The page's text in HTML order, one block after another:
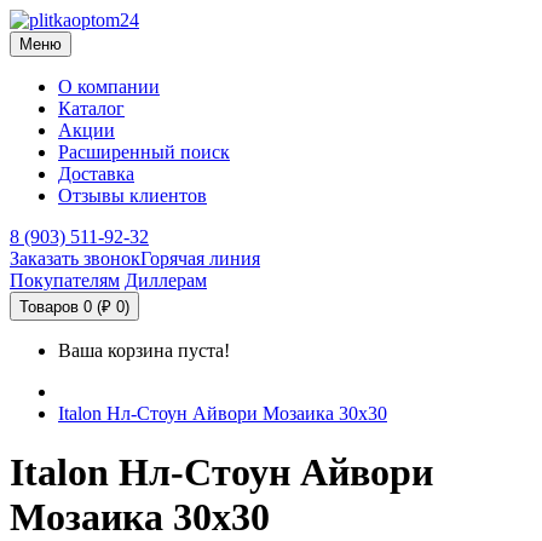
Меню
О компании
Каталог
Акции
Расширенный поиск
Доставка
Отзывы клиентов
8 (903) 511-92-32
Заказать звонокГорячая линия
Покупателям Диллерам
Товаров 0 (₽ 0)
Ваша корзина пуста!
Italon Нл-Стоун Айвори Мозаика 30х30
Italon Нл-Стоун Айвори
Мозаика 30х30